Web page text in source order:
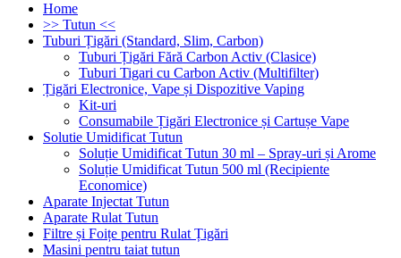
Home
>> Tutun <<
Tuburi Țigări (Standard, Slim, Carbon)
Tuburi Țigări Fără Carbon Activ (Clasice)
Tuburi Tigari cu Carbon Activ (Multifilter)
Țigări Electronice, Vape și Dispozitive Vaping
Kit-uri
Consumabile Țigări Electronice și Cartușe Vape
Solutie Umidificat Tutun
Soluție Umidificat Tutun 30 ml – Spray-uri și Arome
Soluție Umidificat Tutun 500 ml (Recipiente
Economice)
Aparate Injectat Tutun
Aparate Rulat Tutun
Filtre și Foițe pentru Rulat Țigări
Masini pentru taiat tutun